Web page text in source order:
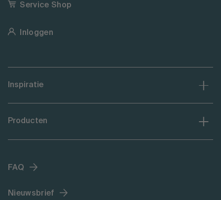
Service Shop
Inloggen
Inspiratie
Producten
FAQ
Nieuwsbrief